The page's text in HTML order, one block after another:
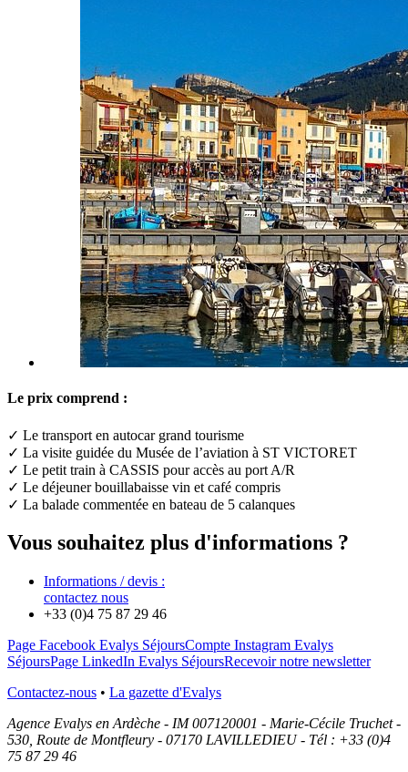
Le prix comprend :
✓ Le transport en autocar grand tourisme
✓ La visite guidée du Musée de l’aviation à ST VICTORET
✓ Le petit train à CASSIS pour accès au port A/R
✓ Le déjeuner bouillabaisse vin et café compris
✓ La balade commentée en bateau de 5 calanques
Vous souhaitez plus d'informations ?
Informations / devis :
contactez nous
+33 (0)4 75 87 29 46
Page Facebook Evalys SéjoursCompte Instagram Evalys
SéjoursPage LinkedIn Evalys SéjoursRecevoir notre newsletter
Contactez-nous • La gazette d'Evalys
Agence Evalys en Ardèche - IM 007120001 - Marie-Cécile Truchet -
530, Route de Montfleury - 07170 LAVILLEDIEU - Tél : +33 (0)4
75 87 29 46